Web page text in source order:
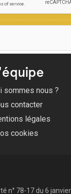
sommes nous ?
contacter
légales
cookies
n° 78-17 du 6